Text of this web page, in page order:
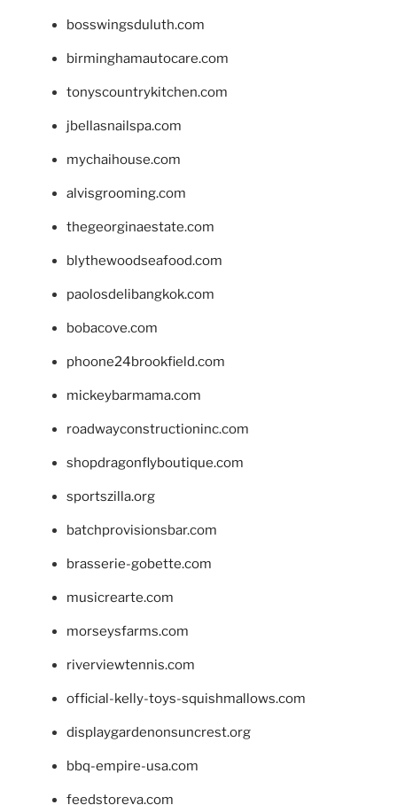
bosswingsduluth.com
birminghamautocare.com
tonyscountrykitchen.com
jbellasnailspa.com
mychaihouse.com
alvisgrooming.com
thegeorginaestate.com
blythewoodseafood.com
paolosdelibangkok.com
bobacove.com
phoone24brookfield.com
mickeybarmama.com
roadwayconstructioninc.com
shopdragonflyboutique.com
sportszilla.org
batchprovisionsbar.com
brasserie-gobette.com
musicrearte.com
morseysfarms.com
riverviewtennis.com
official-kelly-toys-squishmallows.com
displaygardenonsuncrest.org
bbq-empire-usa.com
feedstoreva.com